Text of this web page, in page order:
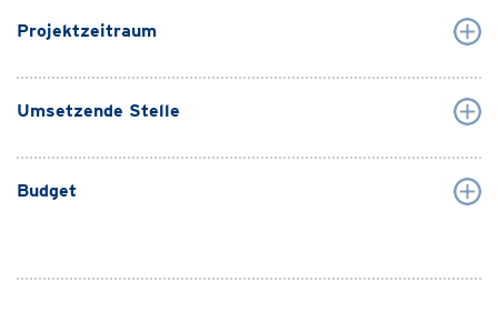
Projektzeitraum
Umsetzende Stelle
Budget